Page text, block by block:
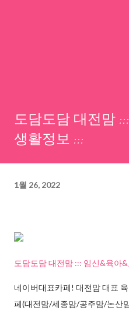
도담도담 대전맘
생활정보 :::
1월 26, 2022
도담도담 대전맘 ::: 임신&육아
네이버대표카페! 대전맘 대표
페(대전맘/세종맘/공주맘/논산